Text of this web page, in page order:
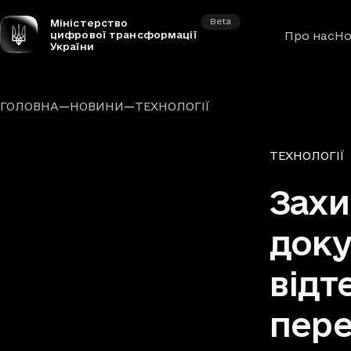
Міністерство
цифрової трансформації
України
Beta
Про нас
ГОЛОВНА—НОВИНИ—ТЕХНОЛОГІЇ
Рубрики
ТЕХНОЛОГІЇ